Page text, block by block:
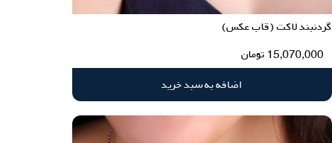
گردنبند لاکت (قاب عکس)
15,070,000 تومان
اضافه به سبد خرید